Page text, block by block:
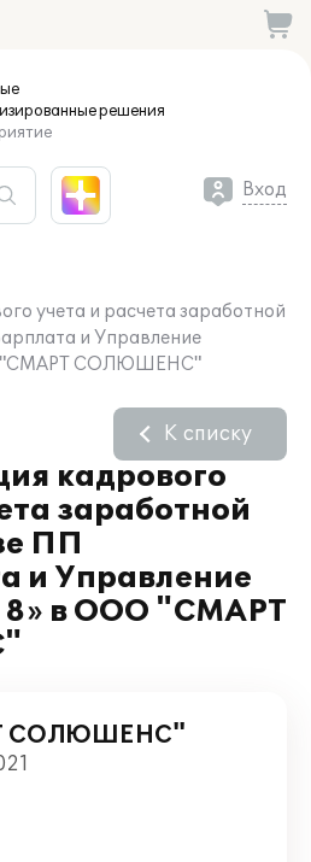
решения
Вход
учета и расчета заработной
и Управление
"СМАРТ СОЛЮШЕНС"
кадрового
заработной
ПП
и Управление
8» в ООО "СМАРТ
К списку
СОЛЮШЕНС"